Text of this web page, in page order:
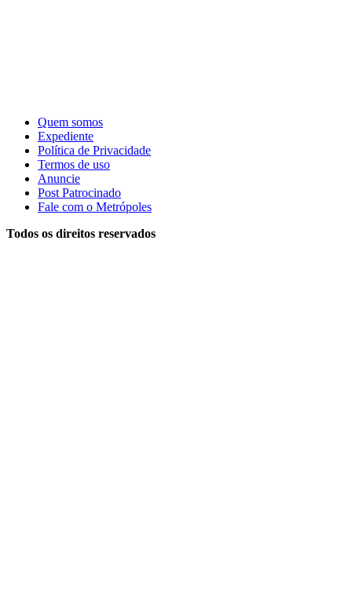
Quem somos
Expediente
Política de Privacidade
Termos de uso
Anuncie
Post Patrocinado
Fale com o Metrópoles
Todos os direitos reservados